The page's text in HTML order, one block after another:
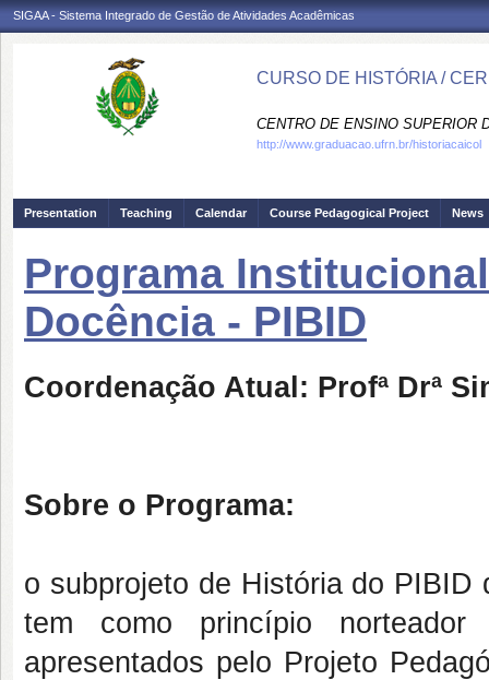
SIGAA - Sistema Integrado de Gestão de Atividades Acadêmicas
CURSO DE HISTÓRIA /
CENTRO DE ENSINO SUPERIOR
http://www.graduacao.ufrn.br/historiacaicol
Presentation Teaching Calendar Course Pedagogical Project News
Programa
Docência - PIBID
Coordenação Atual: Profª Drª
Sobre o Programa:
o subprojeto de História do
tem como princípio
apresentados pelo Projeto